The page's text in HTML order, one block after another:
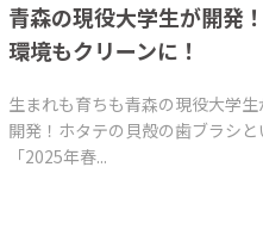
machi-ya コミュニティ
青森の現役大学生が開発
環境もクリーンに！
生まれも育ちも青森の現役大学
開発！ホタテの貝殻の歯ブラシ
「2025年春...